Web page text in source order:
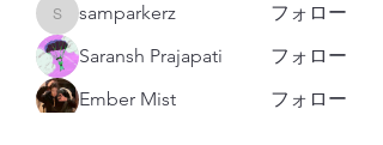
samparkerz
samparkerz
フォロー
Saransh Prajapati
フォロー
Ember Mist
フォロー